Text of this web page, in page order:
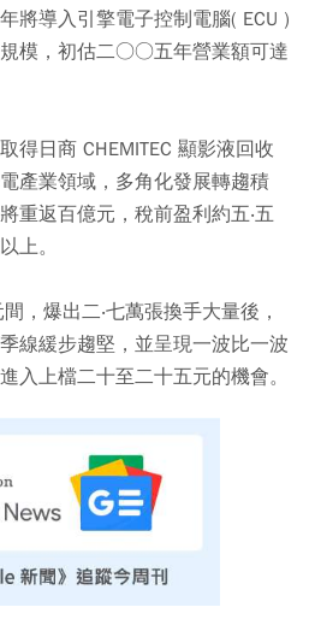
將導入引擎電子控制電腦( ECU )
模，初估二○○五年營業額可達
得日商 CHEMITEC 顯影液回收
產業領域，多角化發展轉趨積
重返百億元，稅前盈利約五‧五
上。
，爆出二‧七萬張換手大量後，
線緩步趨堅，並呈現一波比一波
入上檔二十至二十五元的機會。